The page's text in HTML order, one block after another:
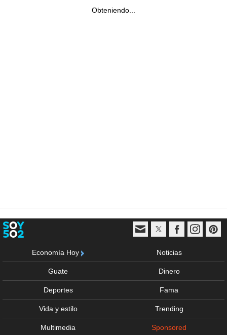
Obteniendo...
Economía Hoy Noticias
Guate Dinero
Deportes Fama
Vida y estilo Trending
Multimedia Sponsored